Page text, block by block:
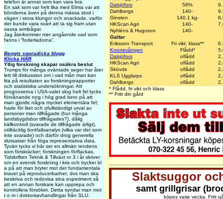
telefon är annat som kan vara bra.
En sak som var helt lika med Elmia var att
bönderna även på denna mässa stod i
vägen i stora klungor och snackade, varför
det kunde vara svårt att ta sig fram utan
vassa armbågar.
Jag återkommer mer angående vad som
fanns i ”foderladorna”.
Bengts sporadiska blogg
Klicka HÄR
Ytlig forskning skapar osäkra beslut
Trumps för många oväntade seger har åter
lett till diskussion om i vad mån man kan
lita på resultaten av forskningsrapporter
och statistiska undersökningar. Att
prognoserna i USA-valet slog helt fel tycks
förvånande nog i hög grad bero på att
man gjorde några mycket elementära fel;
hade för litet och ofullständigt urval av
personer man tillfrågade (hur många
landsbygdsbor tillfrågades?), dålig
källkontroll (svarade de tillfrågade ärligt),
otillräcklig bortfallsanalys (vilka var det som
inte svarade) och därför drog generella
slutsatser från föga representativa data.
Tyvärr tycks vi här ser en allmän tendens
som förskräcker; forskningen förflackas.
Tidskriften Teknik & Tillväxt nr 3 i år skriver
om en svensk forskning i kris och trycker bl
a på att man bryter mot det fundamentala
kravet på reproducerbarhet, dvs man ska
beskriva och redovisa sina experiment så
att en annan forskare kan upprepa och
kontrollera försöket. Detta syndar man mot
t o m i doktorsavhandlingar från SLU.
Dalsjöfors
58%
Dahlbergs
140-
Ginsten
140,1 kg-
HKScan Agri
140-
Nyhléns & Hugoson
140-
Galtar
Eriksson Transport
Fri vikt, klass**
Knorrevången
Flådd*
Dalsjöfors
oflådd
HKScan Agri
oflådd
Skövde
oflådd
KLS Ugglarps
oflådd
Dahlbergs
oflådd
* Flådd, fri vikt och klass
** Fritt din gård
Slaktsuggor
samt grillgrisar
köpes varje vecka. Fritt